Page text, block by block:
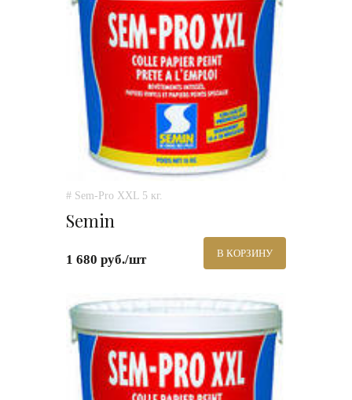
# Sem-Pro XXL 5 кг.
Semin
1 680 руб./шт В КОРЗИНУ